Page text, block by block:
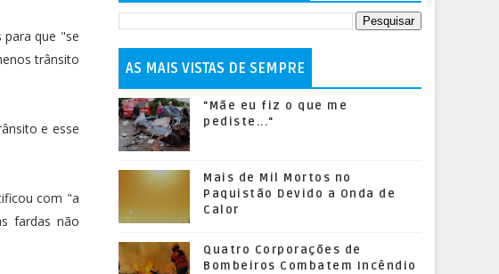
para que "se
trânsito
e esse
com "a
fardas não
AS MAIS VISTAS DE SEMPRE
"Mãe eu fiz o que me
pediste..."
Mais de Mil Mortos no
Paquistão Devido a Onda de
Calor
Quatro Corporações de
Bombeiros Combatem Incêndio